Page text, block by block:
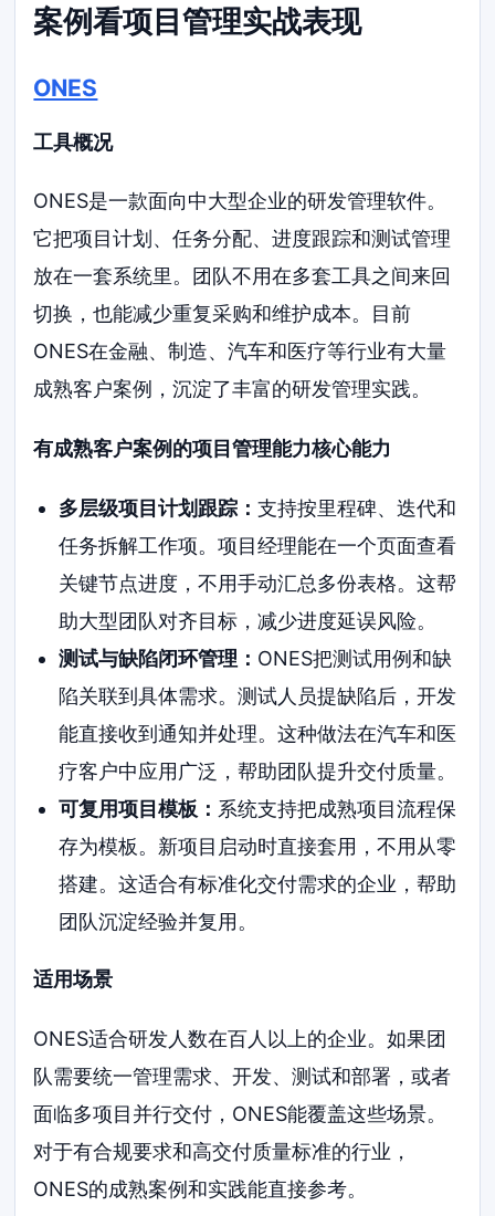
案例看项目管理实战表现
ONES
工具概况
ONES是一款面向中大型企业的研发管理软件。
它把项目计划、任务分配、进度跟踪和测试管理
放在一套系统里。团队不用在多套工具之间来回
切换，也能减少重复采购和维护成本。目前
ONES在金融、制造、汽车和医疗等行业有大量
成熟客户案例，沉淀了丰富的研发管理实践。
有成熟客户案例的项目管理能力核心能力
多层级项目计划跟踪： 支持按里程碑、迭代和
任务拆解工作项。项目经理能在一个页面查看
关键节点进度，不用手动汇总多份表格。这帮
助大型团队对齐目标，减少进度延误风险。
测试与缺陷闭环管理： ONES把测试用例和缺
陷关联到具体需求。测试人员提缺陷后，开发
能直接收到通知并处理。这种做法在汽车和医
疗客户中应用广泛，帮助团队提升交付质量。
可复用项目模板： 系统支持把成熟项目流程保
存为模板。新项目启动时直接套用，不用从零
搭建。这适合有标准化交付需求的企业，帮助
团队沉淀经验并复用。
适用场景
ONES适合研发人数在百人以上的企业。如果团
队需要统一管理需求、开发、测试和部署，或者
面临多项目并行交付，ONES能覆盖这些场景。
对于有合规要求和高交付质量标准的行业，
ONES的成熟案例和实践能直接参考。